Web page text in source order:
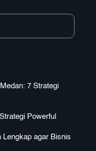
7 Strategi
Powerful
Lengkap agar Bisnis